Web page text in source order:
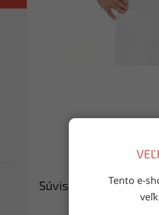
Tento e-
Súvisiaci tovar